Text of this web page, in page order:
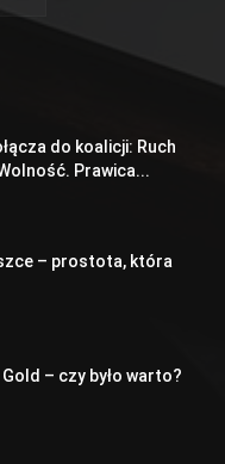
do koalicji: Ruch
Prawica...
– prostota, która
– czy było warto?